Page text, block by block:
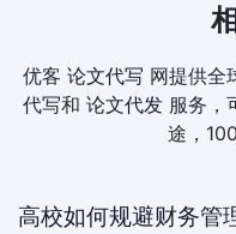
优客 论文代写 网提供全
代写和 论文代发 服务，
途，